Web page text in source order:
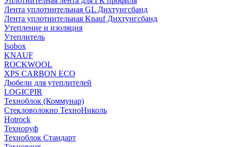
Лента уплотнительная GL Дихтунгсбанд
Лента уплотнительная Knauf Дихтунгсбанд
Утепление и изоляция
Утеплитель
Isobox
KNAUF
ROCKWOOL
XPS CARBON ECO
Дюбели для утеплителей
LOGICPIR
Техноблок (Коммунар)
Стекловолокно ТехноНиколь
Hotrock
Технoруф
Техноблок Стандарт